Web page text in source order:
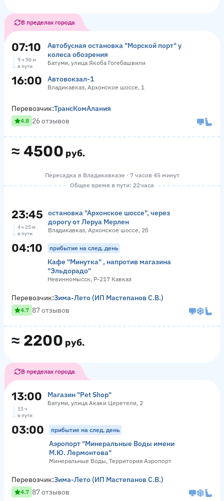
В пределах города
07:10
Автобусная остановка "Морской порт" у
колеса обозрения
Батуми, улица Якоба Гогебашвили
9 ч 50 м
в пути
16:00 Автовокзал-1
Владикавказ, Архонское шоссе, 1
≈ 4500 руб.
Перевозчик:ТрансКомАлания
4.8 26 отзывов
Пересадка в Владикавказе · 7 часов 45 минут
Общее время в пути: 22 часа
23:45
остановка "Архонское шоссе", через
дорогу от Леруа Мерлен
Владикавказ, Архонское шоссе, 2б
4 ч 25 м
в пути
04:10 прибытие на след. день
Кафе "Минутка" , напротив магазина
"Эльдорадо"
Невинномысск, Р-217 Кавказ
≈ 2200 руб.
Перевозчик:Зима-Лето (ИП Мастепанов С.В.)
4.7 87 отзывов
В пределах города
13:00 Магазин "Pet Shop"
Батуми, улица Акаки Церетели, 2
15 ч
в пути
03:00 прибытие на след. день
Аэропорт "Минеральные Воды имени
М.Ю. Лермонтова"
Минеральные Воды, Территория Аэропорт
Перевозчик:Зима-Лето (ИП Мастепанов С.В.)
4.7 87 отзывов